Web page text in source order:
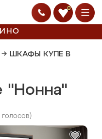
0
→ ШКАФЫ КУПЕ В
"Нонна"
голосов)